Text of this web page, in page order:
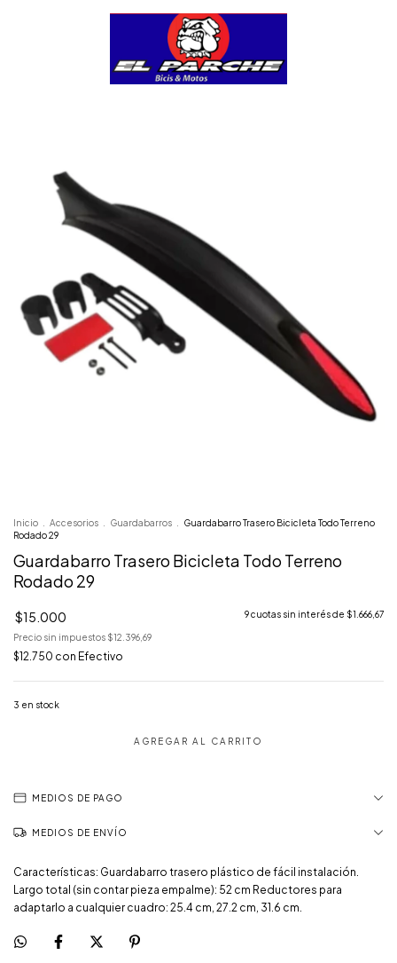
Inicio Accesorios Guardabarros
Guardabarro Trasero Bicicleta Todo Terreno
Rodado 29
Guardabarro Trasero Bicicleta Todo Terreno
Rodado 29
$15.000 9cuotas sin interés de $1.666,67
Precio sin impuestos $12.396,69
$12.750 con Efectivo
3 en stock
MEDIOS DE PAGO
MEDIOS DE ENVÍO
Características: Guardabarro trasero plástico de fácil instalación.
Largo total (sin contar pieza empalme): 52 cm Reductores para
adaptarlo a cualquier cuadro: 25.4 cm, 27.2 cm, 31.6 cm.